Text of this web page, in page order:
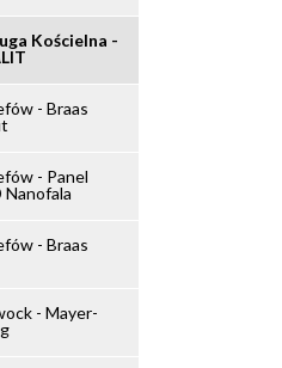
Kościelna -
- Braas
- Panel
Nanofala
- Braas
- Mayer-